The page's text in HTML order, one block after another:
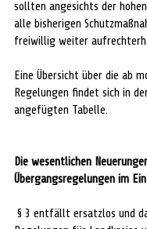
sollten angesichts der
alle bisherigen
freiwillig weiter
Eine Übersicht über die ab
Regelungen findet sich in
angefügten Tabelle.
Die wesentlichen
Übergangsregelungen im